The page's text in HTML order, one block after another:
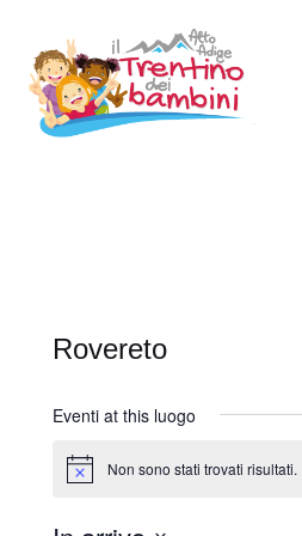
contenuto
Rovereto
Eventi at this luogo
N
Non sono stati trovati risultati.